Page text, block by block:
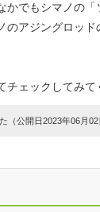
かでもシマノの
のアジングロッ
ェックしてみて
（公開日2023年06月02